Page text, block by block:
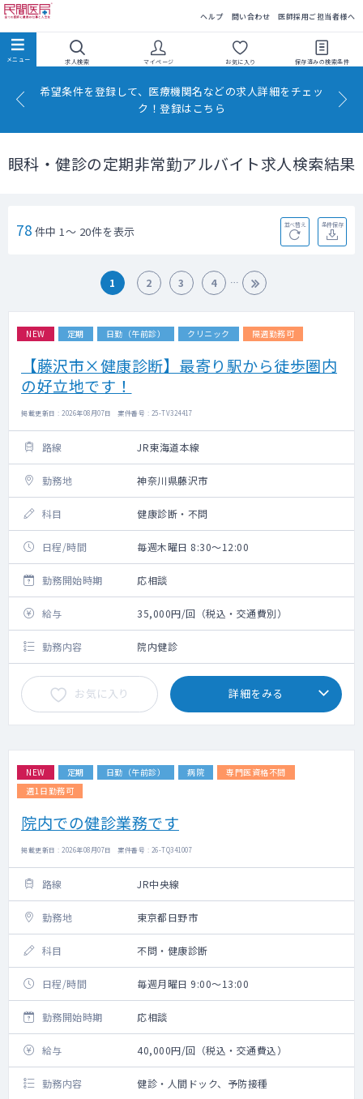
ヘルプ 問い合わせ 医師採用ご担当者様へ
求人検索 マイページ お気に入り 保存済みの検索条件
希望条件を登録して、医療機関名などの求人詳細をチェッ
ク！登録はこちら
眼科・健診の定期非常勤アルバイト求人検索結果
78 件中 1～ 20件を表示 並べ替え 条件保存
1 2 3 4
NEW 定期 日勤（午前診） クリニック 隔週勤務可
【藤沢市×健康診断】最寄り駅から徒歩圏内
の好立地です！
掲載更新日 : 2026年08月07日 案件番号 : 25-TV324417
路線 JR東海道本線
勤務地 神奈川県藤沢市
科目 健康診断・不問
日程/時間 毎週木曜日 8:30～12:00
勤務開始時期 応相談
給与 35,000円/回（税込・交通費別）
勤務内容 院内健診
お気に入り 詳細をみる
NEW 定期 日勤（午前診） 病院
専門医資格不問
週1日勤務可
院内での健診業務です
掲載更新日 : 2026年08月07日 案件番号 : 26-TQ341007
路線 JR中央線
勤務地 東京都日野市
科目 不問・健康診断
日程/時間 毎週月曜日 9:00～13:00
勤務開始時期 応相談
給与 40,000円/回（税込・交通費込）
勤務内容 健診・人間ドック、予防接種